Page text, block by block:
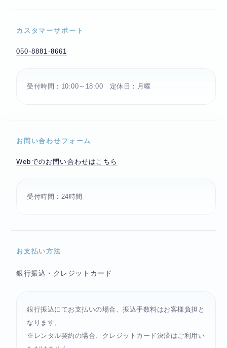
カスタマーサポート
050-8881-8661
受付時間：10:00～18:00 定休日：月曜
お問い合わせフォーム
Webでのお問い合わせはこちら
受付時間：24時間
お支払い方法
銀行振込・クレジットカード
銀行振込にてお支払いの場合、振込手数料はお客様負担と
なります。
※レンタル契約の場合、クレジットカード決済はご利用い